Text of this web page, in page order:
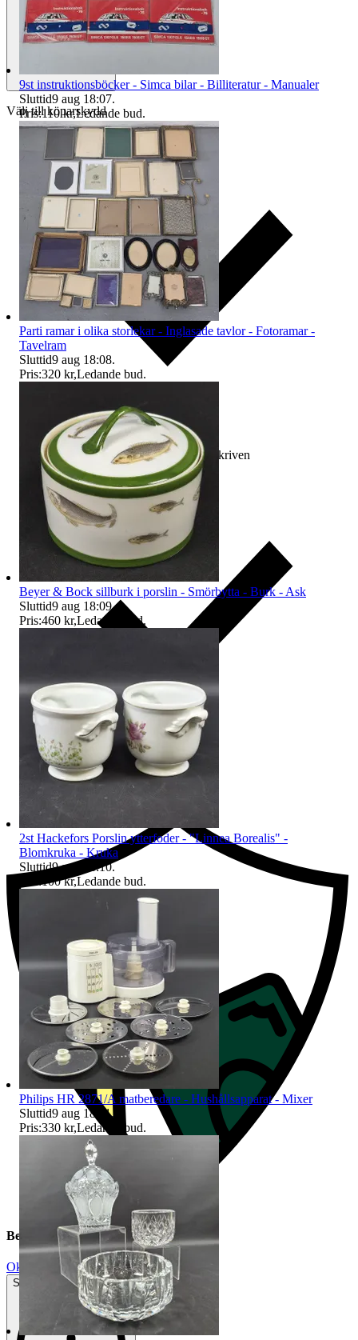
Välj till köparskydd
Ersättning om varan inte är som beskriven
Ersättning om du inte får din vara
Beskrivning
Okej använt skick
Synliga tecken på slitage
9st instruktionsböcker - Simca bilar - Billiteratur - Manualer
Sluttid9 aug 18:07.
Pris:110 kr,Ledande bud.
Parti ramar i olika storlekar - Inglasade tavlor - Fotoramar -
Tavelram
Sluttid9 aug 18:08.
Pris:320 kr,Ledande bud.
Beyer & Bock sillburk i porslin - Smörbytta - Burk - Ask
Sluttid9 aug 18:09.
Pris:460 kr,Ledande bud.
2st Hackefors Porslin ytterfoder - "Linnea Borealis" -
Blomkruka - Kruka
Sluttid9 aug 18:10.
100 kr,Ledande bud.
Philips HR 2871/A matberedare - Hushållsapparat - Mixer
Sluttid9 aug 18:11.
Pris:330 kr,Ledande bud.